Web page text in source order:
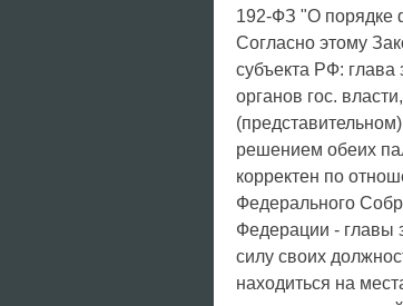
192-ФЗ "О порядке
Согласно этому
субъекта РФ: глава
органов гос.
решением обеих
корректен по
Федерального
Федерации - главы
силу своих
находиться на